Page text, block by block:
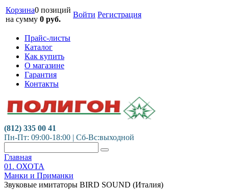
Корзина0 позиций
на сумму 0 руб.
Войти Регистрация
Прайс-листы
Каталог
Как купить
О магазине
Гарантия
Контакты
(812) 335 00 41
Пн-Пт: 09:00-18:00 | Сб-Вс:выходной
Главная
01. ОХОТА
Манки и Приманки
Звуковые имитаторы BIRD SOUND (Италия)